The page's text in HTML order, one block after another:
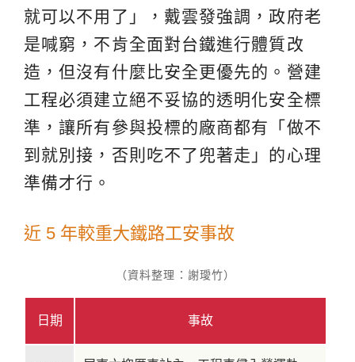
就可以不用了」，戴雲發強調，政府老
是喊窮，不肯全面對台鐵進行體質改
造，但沒有什麼比安全更優先的。營建
工程必須建立絕不妥協的透明化安全標
準，讓所有參與投標的廠商都有「做不
到就別接，否則吃不了兜著走」的心理
準備才行。
近 5 年較重大鐵路工安事故
（資料整理：謝璦竹）
日期 事故